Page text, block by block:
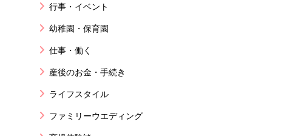
行事・イベント
幼稚園・保育園
仕事・働く
産後のお金・手続き
ライフスタイル
ファミリーウエディング